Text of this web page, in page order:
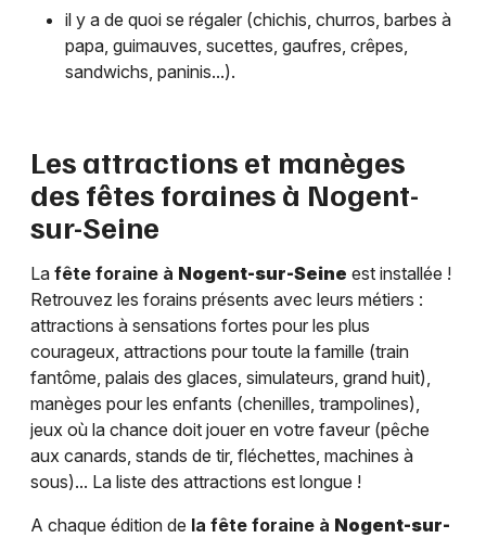
il y a de quoi se régaler (chichis, churros, barbes à
papa, guimauves, sucettes, gaufres, crêpes,
sandwichs, paninis...).
Les attractions et manèges
des fêtes foraines à Nogent-
sur-Seine
La fête foraine à Nogent-sur-Seine est installée !
Retrouvez les forains présents avec leurs métiers :
attractions à sensations fortes pour les plus
courageux, attractions pour toute la famille (train
fantôme, palais des glaces, simulateurs, grand huit),
manèges pour les enfants (chenilles, trampolines),
jeux où la chance doit jouer en votre faveur (pêche
aux canards, stands de tir, fléchettes, machines à
sous)... La liste des attractions est longue !
A chaque édition de la fête foraine à Nogent-sur-